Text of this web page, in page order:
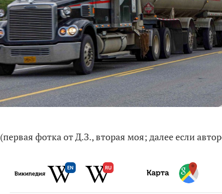
(первая фотка от Д.З., вторая моя; далее если